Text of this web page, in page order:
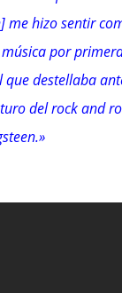
me hizo sentir
por
destellaba
del rock and